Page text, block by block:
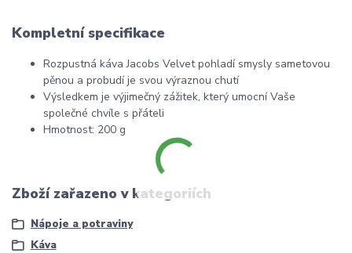
Kompletní specifikace
Rozpustná káva Jacobs Velvet pohladí smysly sametovou
pěnou a probudí je svou výraznou chutí
Výsledkem je výjimečný zážitek, který umocní Vaše
společné chvíle s přáteli
Hmotnost: 200 g
Zboží zařazeno v kategoriích
Nápoje a potraviny
Káva